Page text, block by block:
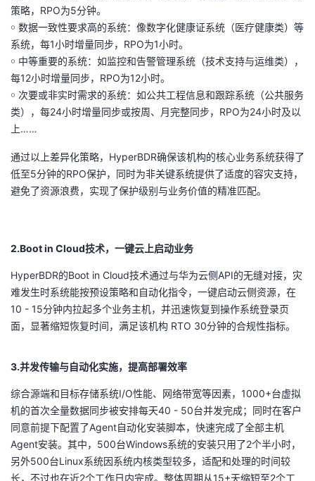
策略，RPO为5分钟。
￮ 数据一致性要求高的系统：像数字化健康证系统（医疗健康类）等
系统，每1小时增量同步，RPO为1小时。
￮ 中等重要的系统：如监控和告警管理系统（技术支持与运维类），
每12小时增量同步，RPO为12小时。
￮ 次要或非实时需求的系统：如公共工程信息和跟踪系统（公共服务
类），每24小时增量同步或按周、月完整同步，RPO为24小时及以
上……
通过以上差异化策略，HyperBDR确保该机构的核心业务系统获得了
低至5分钟的RPO保护，同时为非关键系统提供了适度的容灾支持，
避免了资源浪费，实现了保护级别与业务价值的精准匹配。
2.Boot in Cloud技术，一键云上启动业务
HyperBDR的Boot in Cloud技术通过与华为云侧API的无缝对接，灾
难发生时系统能按预设策略和自动化指令，一键启动云侧资源，在
10 - 15分钟内拉起多个业务主机，并迅速恢复到操作系统登录页
面，显著缩短恢复时间，满足该机构 RTO 30分钟的合规性指标。
3.并发传输与自动化实施，提高部署效率
综合源端和目标存储系统I/O性能、网络带宽等因素，1000+台虚拟
机的首次全量数据同步被安排每天40 - 50台并发完成；同时在客户
同意前提下配置了Agent自动化安装脚本，快速完成了全部主机
Agent安装。其中，500台Windows系统的安装只用了2个半小时，
另外500台Linux系统因系统内核类型较多，适配和处理的时间较
长，不过也在近2个工作日内完成。整体周期从15+天缩短至2个工